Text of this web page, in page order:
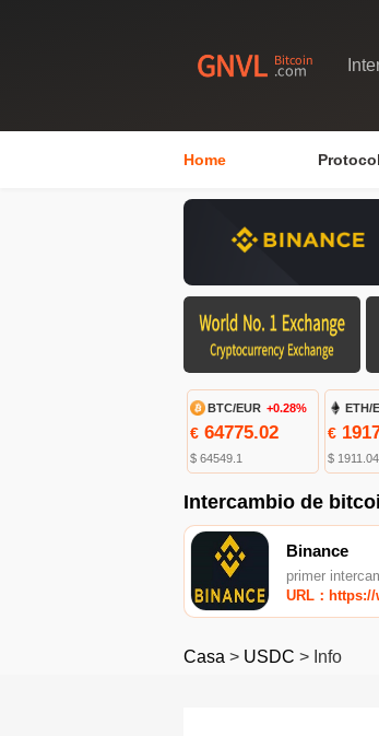
Home
BTC/EUR +0.28%
€ 64775.02
$ 64549.1
ETH/
€
$ 1911.04
Intercambio de
Binance
primer
URL：
Casa > USDC > Info